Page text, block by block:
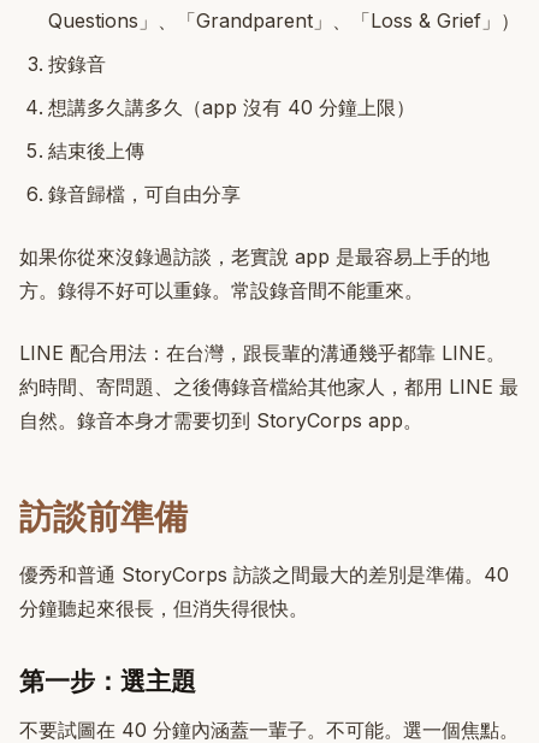
Questions」、「Grandparent」、「Loss & Grief」）
按錄音
想講多久講多久（app 沒有 40 分鐘上限）
結束後上傳
錄音歸檔，可自由分享
如果你從來沒錄過訪談，老實說 app 是最容易上手的地
方。錄得不好可以重錄。常設錄音間不能重來。
LINE 配合用法：在台灣，跟長輩的溝通幾乎都靠 LINE。
約時間、寄問題、之後傳錄音檔給其他家人，都用 LINE 最
自然。錄音本身才需要切到 StoryCorps app。
訪談前準備
優秀和普通 StoryCorps 訪談之間最大的差別是準備。40
分鐘聽起來很長，但消失得很快。
第一步：選主題
不要試圖在 40 分鐘內涵蓋一輩子。不可能。選一個焦點。